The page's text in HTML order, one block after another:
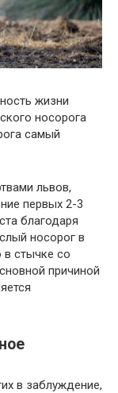
жизни
носорога
самый
львов,
первых 2-3
благодаря
носорог в
в стычке со
причиной
в заблуждение,